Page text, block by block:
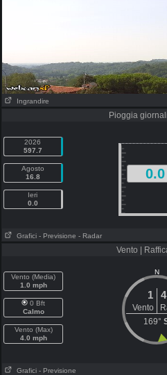
Ingrandire
Pioggia
2026
597.7
Agosto
16.8
Ieri
0.0
0.0
Grafici - Previsione - Radar
Vento |
Vento (Media)
1.0 mph
0 Bft
Calmo
Vento (Max)
4.0 mph
N
1 4
Vento
169°
Grafici - Previsione